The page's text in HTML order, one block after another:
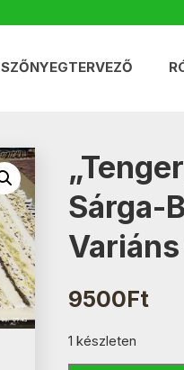
SZŐNYEGTERVEZŐ
Sárga-
9500Ft
1 készleten